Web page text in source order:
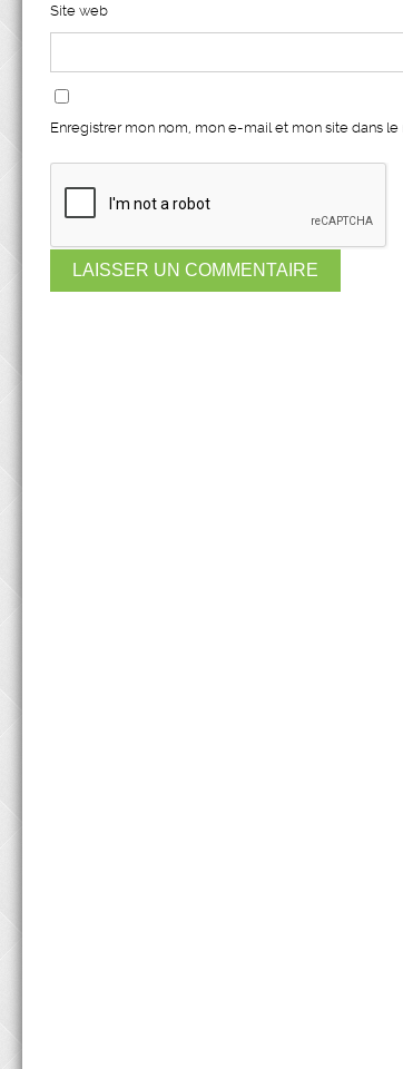
Site web
Enregistrer mon nom, mon e-mail et mon site dans